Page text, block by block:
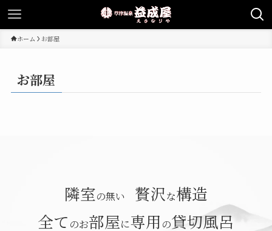
ホーム お部屋
お部屋
隣室の無い 贅沢な構造
全て のお部屋に専用 の貸切風呂